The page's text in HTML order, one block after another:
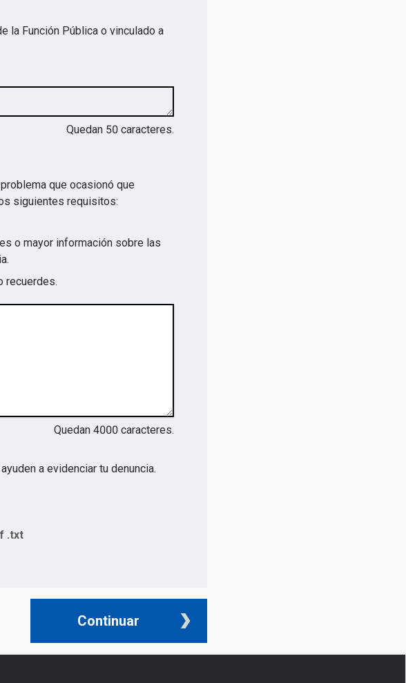
la Función Pública o vinculado a
Quedan 50 caracteres.
que ocasionó que
siguientes requisitos:
o mayor información sobre las
recuerdes.
Quedan 4000 caracteres.
a evidenciar tu denuncia.
.txt
Continuar